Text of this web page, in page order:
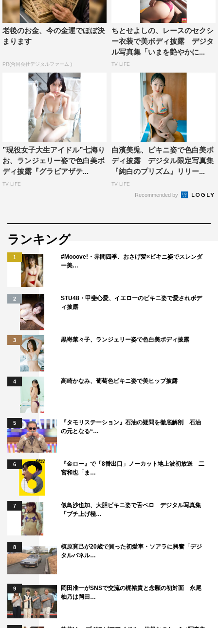
老後のお金、今の金運でほぼ決
まります
PR(合同会社デジタルファーム )
ちとせよしの、レースのセクシ
ー衣装で美ボディ披露 デジタ
ル写真集「いまを艶やかに...
TV LIFE
”現役女子大生アイドル”七海り
お、ランジェリー姿で色白美ボ
ディ披露『グラビアザテ...
TV LIFE
白濱美兎、ビキニ姿で色白美ボ
ディ披露 デジタル限定写真集
『純白のプリズム』リリー...
TV LIFE
Recommended by
ランキング
1
#Mooove!・赤間四季、おさげ髪×ビキニ姿でスレンダ
ー美…
2
STU48・甲斐心愛、イエローのビキニ姿で愛されボデ
ィ披露
3 黒嵜菜々子、ランジェリー姿で色白美ボディ披露
4 高崎かなみ、葡萄色ビキニ姿で美ヒップ披露
5
『タモリステーション』石油の疑問を徹底解剖 石油
の元となる“…
6
『金ロー』で「8番出口」ノーカット地上波初放送 二
宮和也「ま…
7
似鳥沙也加、大胆ビキニ姿で舌ペロ デジタル写真集
「ブチ上げ極…
8
槙原寛己が20歳で買った初愛車・ソアラに興奮「デジ
タルパネル…
9
岡田准一がSNSで交流の梶裕貴と念願の初対面 永尾
柚乃は岡田…